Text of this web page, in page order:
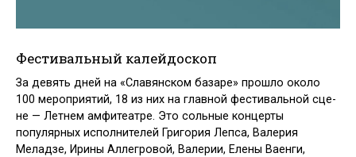
Фестивальный калейдоскоп
За девять дней на «Славянском база­ре» прошло около
100 мероприятий, 18 из них на главной фестивальной сце­
не — Летнем амфитеатре. Это сольные концерты
популярных исполнителей Григория Лепса, Валерия
Меладзе, Ирины Аллегровой, Валерии, Елены Ваенги,